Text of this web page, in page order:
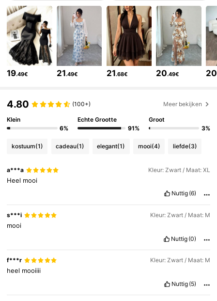
4.82 947K Volgers
4.82 947K Volgers
947K Volgers
4.82
4.82 947K Volgers
19.49€ 21.49€ 21.68€ 20.49€ 20
4.80 (100+) Meer bekijken
Klein
6%
Echte Grootte
91%
Groot
3%
kostuum(1) cadeau(1) elegant(1) mooi(4) liefde(3)
a***a Kleur: Zwart / Maat: XL
Heel mooi
Nuttig (6)
s***i Kleur: Zwart / Maat: M
mooi
Nuttig (0)
f***r Kleur: Zwart / Maat: M
heel mooiiii
Nuttig (5)